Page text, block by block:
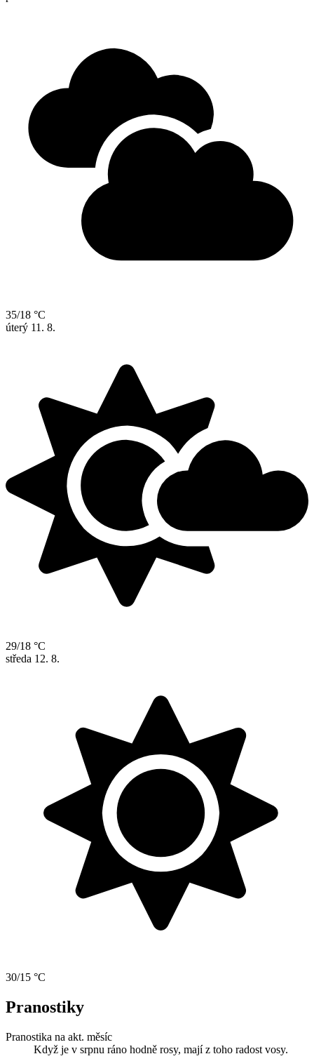
35/18 °C
úterý 11. 8.
29/18 °C
středa 12. 8.
30/15 °C
Pranostiky
Pranostika na akt. měsíc
Když je v srpnu ráno hodně rosy, mají z toho radost vosy.